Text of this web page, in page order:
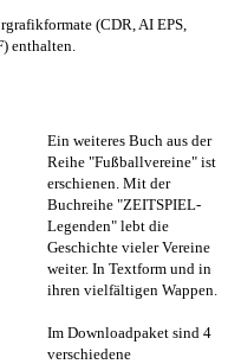
(CDR, AI EPS,
enthalten.
Ein weiteres Buch aus der
Reihe "Fußballvereine" ist
erschienen. Mit der
Buchreihe "ZEITSPIEL-
Legenden" lebt die
Geschichte vieler Vereine
weiter. In Textform und in
ihren vielfältigen Wappen.
Im Downloadpaket sind 4
verschiedene